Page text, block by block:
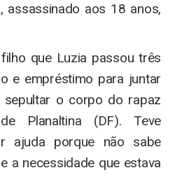
assassinado aos 18 anos,
que Luzia passou três
e empréstimo para juntar
o corpo do rapaz
Planaltina (DF). Teve
ajuda porque não sabe
a necessidade que estava